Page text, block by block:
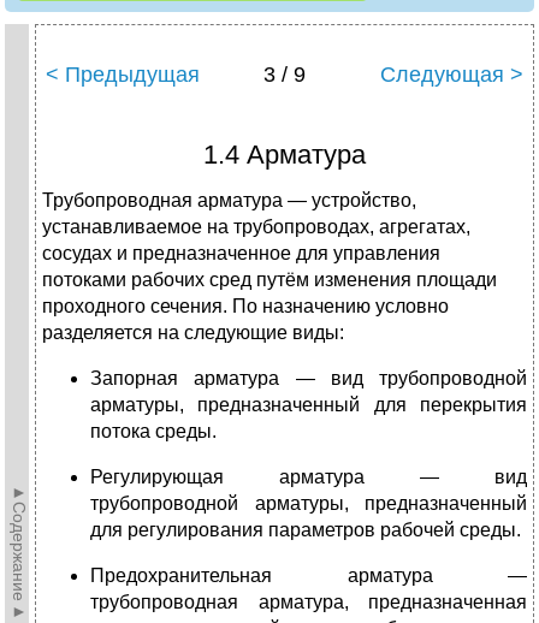
►Содержание►
< Предыдущая 3 / 9 Следующая >
1.4 Арматура
Трубопроводная арматура — устройство,
устанавливаемое на трубопроводах, агрегатах,
сосудах и предназначенное для управления
потоками рабочих сред путём изменения площади
проходного сечения. По назначению условно
разделяется на следующие виды:
Запорная арматура — вид трубопроводной
арматуры, предназначенный для перекрытия
потока среды.
Регулирующая арматура — вид
трубопроводной арматуры, предназначенный
для регулирования параметров рабочей среды.
Предохранительная арматура —
трубопроводная арматура, предназначенная